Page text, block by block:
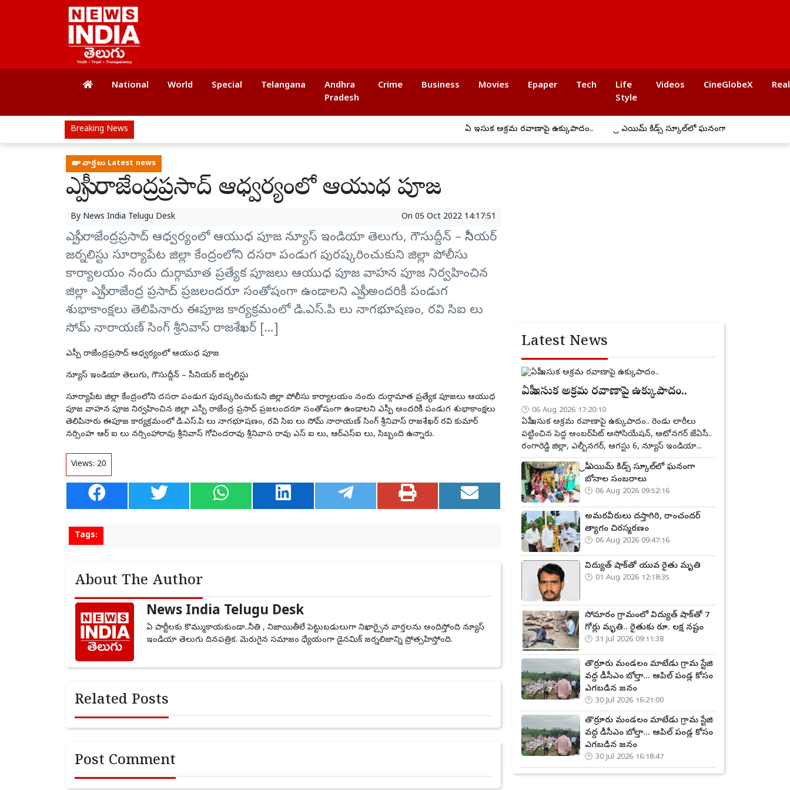
National World Special Telangana
Andhra
Pradesh
Crime Business Movies Epaper Tech
Life
Style
Videos CineGlobeX
Breaking News ఏపీ ఇసుక అక్రమ రవాణాపై ఉక్కుపాదం.. ప్రీ ఎయిమ్ కిడ్స్ స్కూల్‌లో ఘనంగా బోనాల సంబరాలు
తాజా వార్తలు Latest news
ఎస్పీ రాజేంద్రప్రసాద్ ఆధ్వర్యంలో ఆయుధ పూజ
By News India Telugu Desk On 05 Oct 2022 14:17:51
ఎస్పీ రాజేంద్రప్రసాద్ ఆధ్వర్యంలో ఆయుధ పూజ న్యూస్ ఇండియా తెలుగు, గౌసుద్దీన్ – సీనియర్
జర్నలిస్టు సూర్యాపేట జిల్లా కేంద్రంలోని దసరా పండుగ పురష్కరించుకుని జిల్లా పోలీసు
కార్యాలయం నందు దుర్గామాత ప్రత్యేక పూజలు ఆయుధ పూజ వాహన పూజ నిర్వహించిన
జిల్లా ఎస్పీ రాజేంద్ర ప్రసాద్ ప్రజలందరూ సంతోషంగా ఉండాలని ఎస్పీ అందరికీ పండుగ
శుభాకాంక్షలు తెలిపినారు ఈపూజ కార్యక్రమంలో డి.ఎస్.పి లు నాగభూషణం, రవి సిఐ లు
సోమ్ నారాయణ్ సింగ్ శ్రీనివాస్ రాజశేఖర్ […]
ఎస్పీ రాజేంద్రప్రసాద్ ఆధ్వర్యంలో ఆయుధ పూజ
న్యూస్ ఇండియా తెలుగు, గౌసుద్దీన్ – సీనియర్ జర్నలిస్టు
సూర్యాపేట జిల్లా కేంద్రంలోని దసరా పండుగ పురష్కరించుకుని జిల్లా పోలీసు కార్యాలయం నందు దుర్గామాత ప్రత్యేక పూజలు ఆయుధ
పూజ వాహన పూజ నిర్వహించిన జిల్లా ఎస్పీ రాజేంద్ర ప్రసాద్ ప్రజలందరూ సంతోషంగా ఉండాలని ఎస్పీ అందరికీ పండుగ శుభాకాంక్షలు
తెలిపినారు ఈపూజ కార్యక్రమంలో డి.ఎస్.పి లు నాగభూషణం, రవి సిఐ లు సోమ్ నారాయణ్ సింగ్ శ్రీనివాస్ రాజశేఖర్ రవి కుమార్
నర్సింహ ఆర్ ఐ లు నర్సింహారావు శ్రీనివాస్ గోవిందరావు శ్రీనివాస రావు ఎస్ ఐ లు, ఆర్ఎస్ఐ లు, సిబ్బంది ఉన్నారు.
Views: 20
Tags:
About The Author
News India Telugu Desk
ఏ పార్టీలకు కొమ్ముకాయకుండా..నీతి , నిజాయితీలే పెట్టుబడులుగా నిఖార్సైన వార్తలను అందిస్తోంది న్యూస్
ఇండియా తెలుగు దినపత్రిక. మెరుగైన సమాజం ధ్యేయంగా డైనమిక్ జర్నలిజాన్ని ప్రోత్సహిస్తోంది.
Related Posts
Post Comment
Latest News
ఏపీ ఇసుక అక్రమ రవాణాపై ఉక్కుపాదం..
06 Aug 2026 17:20:10
ఏపీ ఇసుక అక్రమ రవాణాపై ఉక్కుపాదం.. రెండు లారీలు
పట్టించిన పెద్ద అంబర్‌పేట్ అసోసియేషన్, ఆటోనగర్ జేఏసీ..
రంగారెడ్డి జిల్లా, ఎల్బీనగర్, ఆగస్టు 6, న్యూస్ ఇండియా...
ప్రీ ఎయిమ్ కిడ్స్ స్కూల్‌లో ఘనంగా
బోనాల సంబరాలు
06 Aug 2026 09:52:16
అమరవీరులు దస్తాగిరి, రాంచందర్
త్యాగం చిరస్మరణం
06 Aug 2026 09:47:16
విద్యుత్ షాక్‌తో యువ రైతు మృతి
01 Aug 2026 12:18:35
సోమారం గ్రామంలో విద్యుత్ షాక్‌తో 7
గోర్లు మృతి.. రైతుకు రూ. లక్ష నష్టం
31 Jul 2026 09:11:38
తొర్రూరు మండలం మాటేడు గ్రామ స్టేజి
వద్ద డీసీఎం బోల్తా... ఆపిల్ పండ్ల కోసం
ఎగబడిన జనం
30 Jul 2026 16:21:00
తొర్రూరు మండలం మాటేడు గ్రామ స్టేజి
వద్ద డీసీఎం బోల్తా... ఆపిల్ పండ్ల కోసం
ఎగబడిన జనం
30 Jul 2026 16:18:47